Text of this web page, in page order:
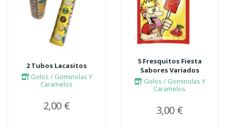
2 Tubos Lacasitos
Golos / Gominolas Y
Caramelos
2,00 €
5 Fresquitos Fiesta
Sabores Variados
Golos / Gominolas Y
Caramelos
3,00 €